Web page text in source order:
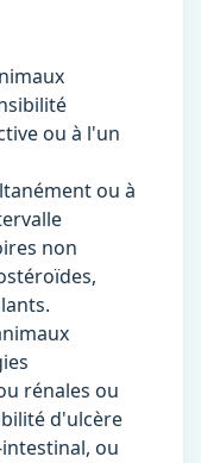
ou à l'un
ou à
non
rénales ou
d'ulcère
ou